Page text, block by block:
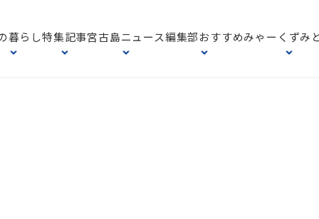
暮らし特集記事宮古島ニュース編集部おすすめみゃーくずみ